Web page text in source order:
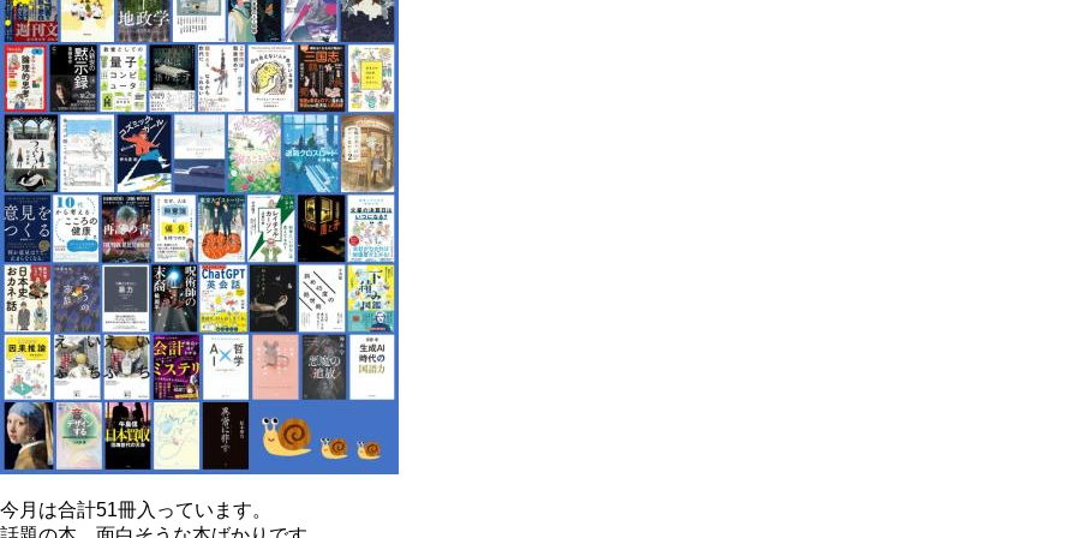
今月は合計51冊入っています。